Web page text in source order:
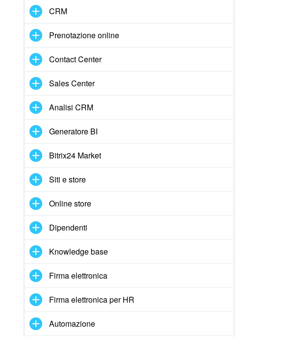
CRM
Prenotazione online
Contact Center
Sales Center
Analisi CRM
Generatore BI
Bitrix24 Market
Siti e store
Online store
Dipendenti
Knowledge base
Firma elettronica
Firma elettronica per HR
Automazione